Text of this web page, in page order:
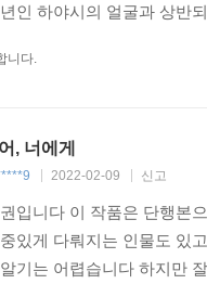
인 하야시의 얼굴과 상반
니다.
, 너에게
2022-02-09 신고
입니다 이 작품은 단행본
있게 다뤄지는 인물도 있
기는 어렵습니다 하지만